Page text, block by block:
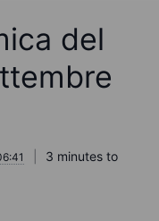
del
3 minutes to